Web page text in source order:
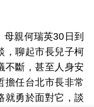
親何瑞英30日到
，聊起市長兒子柯
不斷，甚至人身安
擔任台北市長非常
就勇於面對它，談